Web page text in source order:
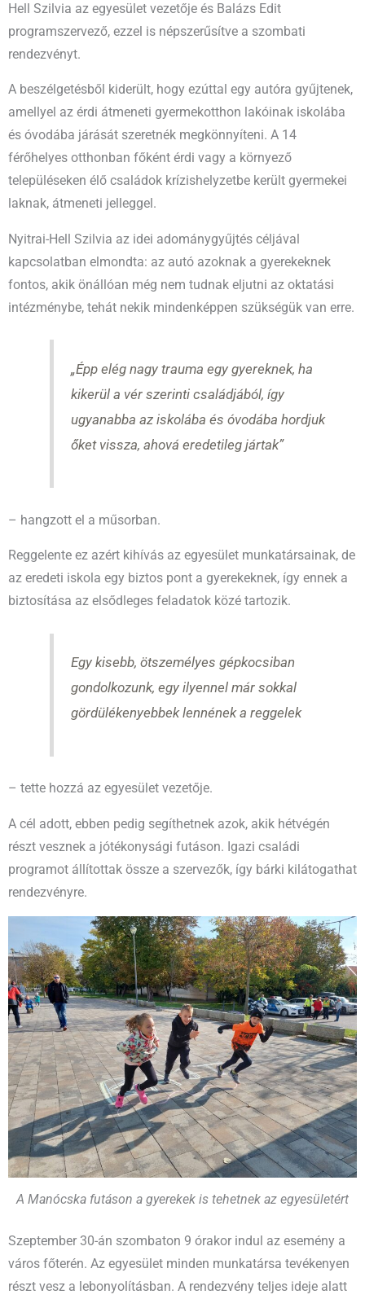
Hell Szilvia az egyesület vezetője és Balázs Edit
programszervező, ezzel is népszerűsítve a szombati
rendezvényt.
A beszélgetésből kiderült, hogy ezúttal egy autóra gyűjtenek,
amellyel az érdi átmeneti gyermekotthon lakóinak iskolába
és óvodába járását szeretnék megkönnyíteni. A 14
férőhelyes otthonban főként érdi vagy a környező
településeken élő családok krízishelyzetbe került gyermekei
laknak, átmeneti jelleggel.
Nyitrai-Hell Szilvia az idei adománygyűjtés céljával
kapcsolatban elmondta: az autó azoknak a gyerekeknek
fontos, akik önállóan még nem tudnak eljutni az oktatási
intézménybe, tehát nekik mindenképpen szükségük van erre.
„Épp elég nagy trauma egy gyereknek, ha
kikerül a vér szerinti családjából, így
ugyanabba az iskolába és óvodába hordjuk
őket vissza, ahová eredetileg jártak”
– hangzott el a műsorban.
Reggelente ez azért kihívás az egyesület munkatársainak, de
az eredeti iskola egy biztos pont a gyerekeknek, így ennek a
biztosítása az elsődleges feladatok közé tartozik.
Egy kisebb, ötszemélyes gépkocsiban
gondolkozunk, egy ilyennel már sokkal
gördülékenyebbek lennének a reggelek
– tette hozzá az egyesület vezetője.
A cél adott, ebben pedig segíthetnek azok, akik hétvégén
részt vesznek a jótékonysági futáson. Igazi családi
programot állítottak össze a szervezők, így bárki kilátogathat
rendezvényre.
A Manócska futáson a gyerekek is tehetnek az egyesületért
Szeptember 30-án szombaton 9 órakor indul az esemény a
város főterén. Az egyesület minden munkatársa tevékenyen
részt vesz a lebonyolításban. A rendezvény teljes ideje alatt